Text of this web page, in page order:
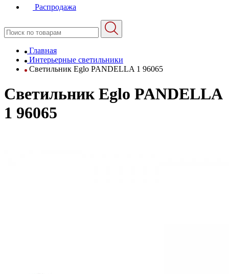
Распродажа
Главная
Интерьерные светильники
Светильник Eglo PANDELLA 1 96065
Светильник Eglo PANDELLA
1 96065